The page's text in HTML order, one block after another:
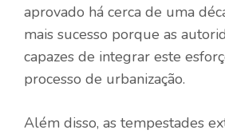
aprovado há cerca de uma
mais sucesso porque as
capazes de integrar este
processo de urbanização.
Além disso, as tempestades